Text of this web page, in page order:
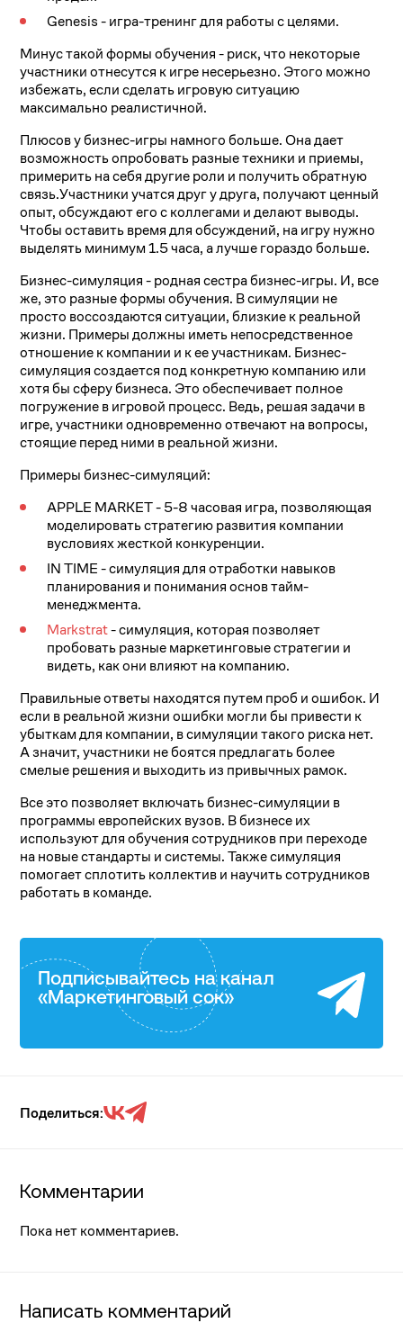
Genesis - игра-тренинг для работы с целями.
Минус такой формы обучения - риск, что некоторые
участники отнесутся к игре несерьезно. Этого можно
избежать, если сделать игровую ситуацию
максимально реалистичной.
Плюсов у бизнес-игры намного больше. Она дает
возможность опробовать разные техники и приемы,
примерить на себя другие роли и получить обратную
связь.Участники учатся друг у друга, получают ценный
опыт, обсуждают его с коллегами и делают выводы.
Чтобы оставить время для обсуждений, на игру нужно
выделять минимум 1.5 часа, а лучше гораздо больше.
Бизнес-симуляция - родная сестра бизнес-игры. И, все
же, это разные формы обучения. В симуляции не
просто воссоздаются ситуации, близкие к реальной
жизни. Примеры должны иметь непосредственное
отношение к компании и к ее участникам. Бизнес-
симуляция создается под конкретную компанию или
хотя бы сферу бизнеса. Это обеспечивает полное
погружение в игровой процесс. Ведь, решая задачи в
игре, участники одновременно отвечают на вопросы,
стоящие перед ними в реальной жизни.
Примеры бизнес-симуляций:
APPLE MARKET - 5-8 часовая игра, позволяющая
моделировать стратегию развития компании
вусловиях жесткой конкуренции.
IN TIME - симуляция для отработки навыков
планирования и понимания основ тайм-
менеджмента.
Markstrat- симуляция, которая позволяет
пробовать разные маркетинговые стратегии и
видеть, как они влияют на компанию.
Правильные ответы находятся путем проб и ошибок. И
если в реальной жизни ошибки могли бы привести к
убыткам для компании, в симуляции такого риска нет.
А значит, участники не боятся предлагать более
смелые решения и выходить из привычных рамок.
Все это позволяет включать бизнес-симуляции в
программы европейских вузов. В бизнесе их
используют для обучения сотрудников при переходе
на новые стандарты и системы. Также симуляция
помогает сплотить коллектив и научить сотрудников
работать в команде.
Подписывайтесь на канал
«Маркетинговый сок»
Поделиться:
Комментарии
Пока нет комментариев.
Написать комментарий